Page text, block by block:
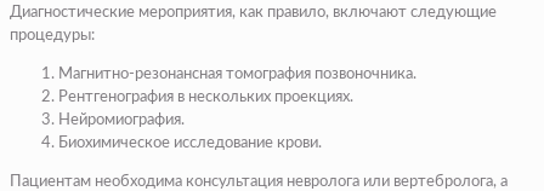
Диагностические мероприятия, как правило, включают следующие
процедуры:
Магнитно-резонансная томография позвоночника.
Рентгенография в нескольких проекциях.
Нейромиография.
Биохимическое исследование крови.
Пациентам необходима консультация невролога или вертебролога, а